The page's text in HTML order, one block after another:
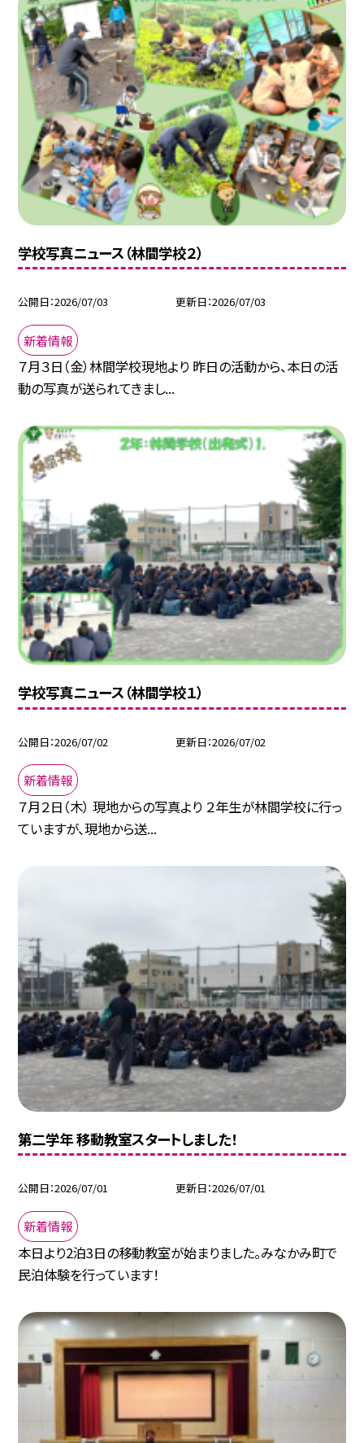
学校写真ニュース（林間学校２）
公開日 2026/07/03 更新日 2026/07/03
新着情報
７月３日（金）林間学校現地より 昨日の活動から、本日の活
動の写真が送られてきまし...
学校写真ニュース（林間学校１）
公開日 2026/07/02 更新日 2026/07/02
新着情報
７月２日（木） 現地からの写真より ２年生が林間学校に行っ
ていますが、現地から送...
第二学年 移動教室スタートしました！
公開日 2026/07/01 更新日 2026/07/01
新着情報
本日より2泊3日の移動教室が始まりました。みなかみ町で
民泊体験を行っています！